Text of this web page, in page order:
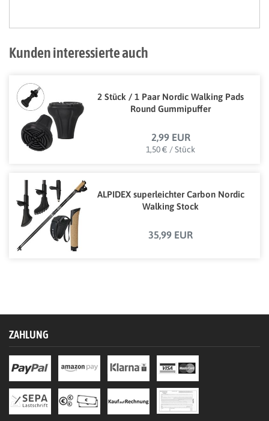
Kunden interessierte auch
2 Stück / 1 Paar Nordic Walking Pads
Round Gummipuffer
2,99 EUR
1,50 € / Stück
ALPIDEX superleichter Carbon Nordic
Walking Stock
35,99 EUR
ZAHLUNG